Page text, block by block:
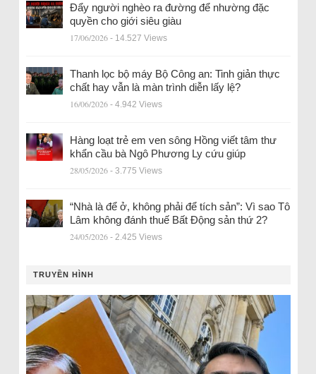
Đẩy người nghèo ra đường để nhường đặc
quyền cho giới siêu giàu
17/06/2026 - 14.527 Views
Thanh lọc bộ máy Bộ Công an: Tinh giản thực
chất hay vẫn là màn trình diễn lấy lệ?
16/06/2026 - 4.942 Views
Hàng loạt trẻ em ven sông Hồng viết tâm thư
khẩn cầu bà Ngô Phương Ly cứu giúp
28/05/2026 - 3.775 Views
“Nhà là để ở, không phải để tích sản”: Vì sao Tô
Lâm không đánh thuế Bất Động sản thứ 2?
24/05/2026 - 2.425 Views
TRUYỀN HÌNH